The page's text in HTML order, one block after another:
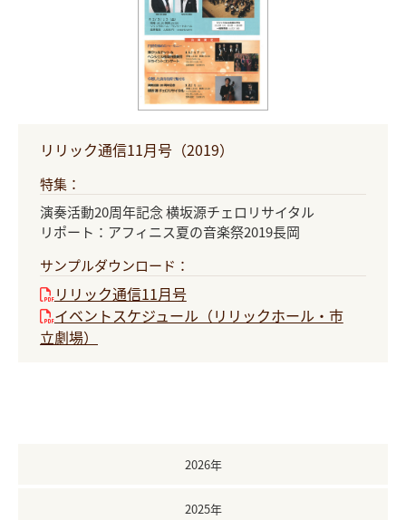
リリック通信11月号（2019）
特集：
演奏活動20周年記念 横坂源チェロリサイタル
リポート：アフィニス夏の音楽祭2019長岡
サンプルダウンロード：
リリック通信11月号
イベントスケジュール（リリックホール・市
立劇場）
2026年
2025年